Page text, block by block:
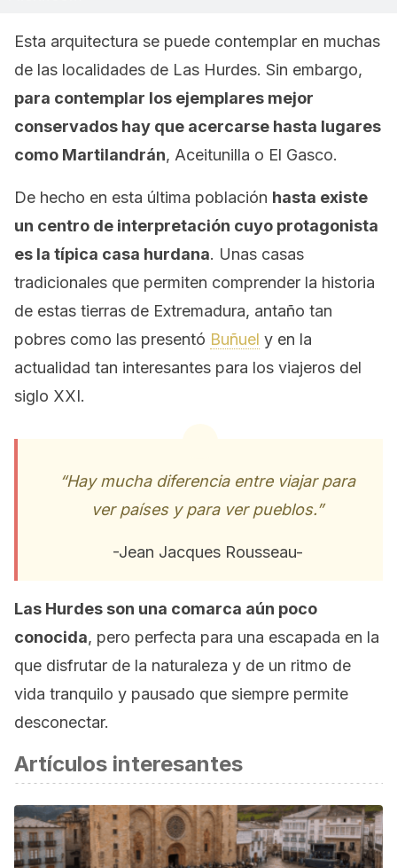
Esta arquitectura se puede contemplar en muchas
de las localidades de Las Hurdes. Sin embargo,
para contemplar los ejemplares mejor
conservados hay que acercarse hasta lugares
como Martilandrán, Aceitunilla o El Gasco.
De hecho en esta última población hasta existe
un centro de interpretación cuyo protagonista
es la típica casa hurdana. Unas casas
tradicionales que permiten comprender la historia
de estas tierras de Extremadura, antaño tan
pobres como las presentó Buñuel y en la
actualidad tan interesantes para los viajeros del
siglo XXI.
“Hay mucha diferencia entre viajar para
ver países y para ver pueblos.”
-Jean Jacques Rousseau-
Las Hurdes son una comarca aún poco
conocida, pero perfecta para una escapada en la
que disfrutar de la naturaleza y de un ritmo de
vida tranquilo y pausado que siempre permite
desconectar.
Artículos interesantes